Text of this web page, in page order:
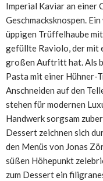
Imperial Kaviar an einer
Geschmacksknospen.
üppigen Trüffelhaube
gefüllte Raviolo, der mit
großen Auftritt hat. Als
Pasta mit einer Hühner-
Anschneiden auf den
stehen für modernen
Handwerk sorgsam
Dessert zeichnen sich
den Menüs von Jonas
süßen Höhepunkt
zum Dessert ein